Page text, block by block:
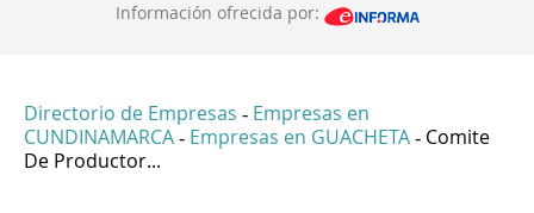
Información ofrecida por:
Directorio de Empresas - Empresas en
CUNDINAMARCA - Empresas en GUACHETA - Comite
De Productor...